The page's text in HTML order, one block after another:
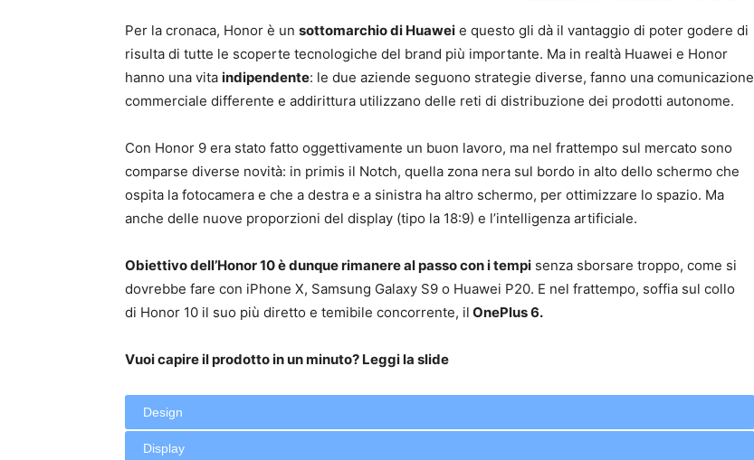
Per la cronaca, Honor è un sottomarchio di Huawei e questo gli dà il vantaggio di poter godere di
risulta di tutte le scoperte tecnologiche del brand più importante. Ma in realtà Huawei e Honor
hanno una vita indipendente: le due aziende seguono strategie diverse, fanno una comunicazione
commerciale differente e addirittura utilizzano delle reti di distribuzione dei prodotti autonome.
Con Honor 9 era stato fatto oggettivamente un buon lavoro, ma nel frattempo sul mercato sono
comparse diverse novità: in primis il Notch, quella zona nera sul bordo in alto dello schermo che
ospita la fotocamera e che a destra e a sinistra ha altro schermo, per ottimizzare lo spazio. Ma
anche delle nuove proporzioni del display (tipo la 18:9) e l’intelligenza artificiale.
Obiettivo dell’Honor 10 è dunque rimanere al passo con i tempi senza sborsare troppo, come si
dovrebbe fare con iPhone X, Samsung Galaxy S9 o Huawei P20. E nel frattempo, soffia sul collo
di Honor 10 il suo più diretto e temibile concorrente, il OnePlus 6.
Vuoi capire il prodotto in un minuto? Leggi la slide
Design
Display